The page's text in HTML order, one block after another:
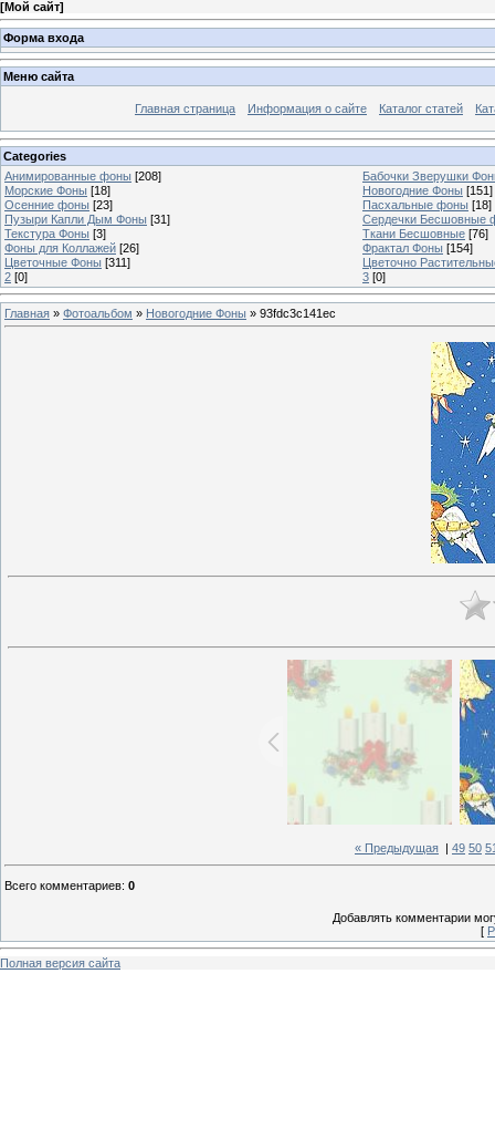
[Мой сайт]
Форма входа
Меню сайта
Главная страница Информация о сайте Каталог статей
Categories
Анимированные фоны [208]
Бабочки Зверушки
Морские Фоны [18] Новогодние Фоны [151]
Осенние фоны [23] Пасхальные фоны [18]
Пузыри Капли Дым Фоны [31]
Сердечки Бесшовные
Текстура Фоны [3] Ткани Бесшовные [76]
Фоны для Коллажей [26] Фрактал Фоны [154]
Цветочные Фоны [311]
Цветочно
2 [0] 3 [0]
Главная » Фотоальбом » Новогодние Фоны » 93fdc3c141ec
« Предыдущая 49 50
Всего комментариев: 0
Добавлять комментарии
[
Полная версия сайта